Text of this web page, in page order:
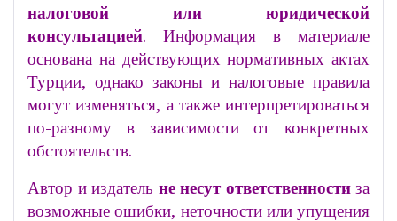
налоговой или юридической
консультацией. Информация в материале
основана на действующих нормативных актах
Турции, однако законы и налоговые правила
могут изменяться, а также интерпретироваться
по-разному в зависимости от конкретных
обстоятельств.
Автор и издатель не несут ответственностиза
возможные ошибки, неточности или упущения